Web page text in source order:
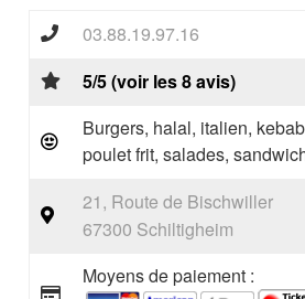
03.88.19.97.16
5/5 (voir les 8 avis)
Burgers, halal, italien,
poulet frit, salades,
21, Route de Bischwiller
67300 Schiltigheim
Moyens de paiement :